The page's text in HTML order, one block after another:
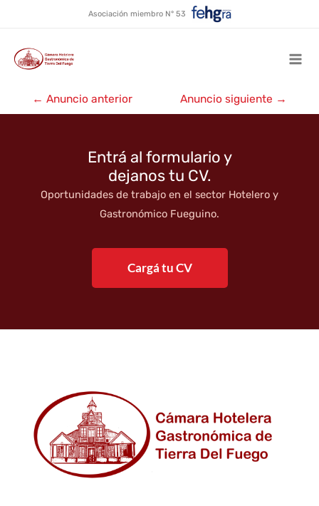
contenido
Asociación miembro N° 53
La Fueguina Más Café
Navegación
de
← Anuncio anterior Anuncio siguiente →
Entrá al formulario y
dejanos tu CV.
Oportunidades de trabajo en el sector Hotelero y
Gastronómico Fueguino.
Cargá tu CV